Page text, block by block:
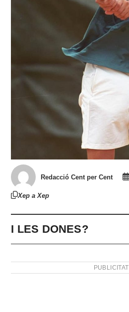
Redacció Cent per Cent
Xep a Xep
I LES DONES?
PUBLICITAT